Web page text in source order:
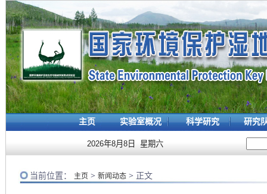
主页 实验室概况 科学研究 研究
2026年8月8日 星期六
当前位置： 主页 > 新闻动态 > 正文